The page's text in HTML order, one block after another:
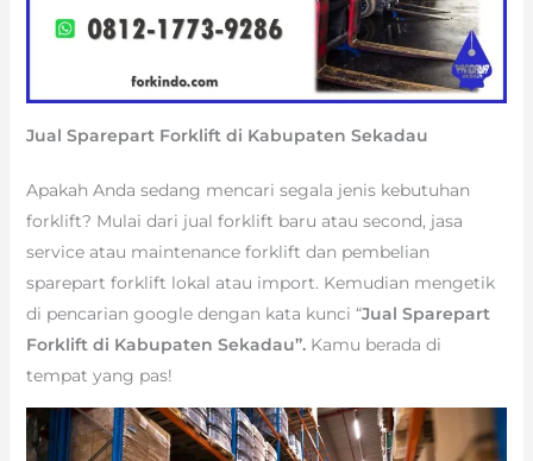
Jual Sparepart Forklift di Kabupaten Sekadau
Apakah Anda sedang mencari segala jenis kebutuhan
forklift? Mulai dari jual forklift baru atau second, jasa
service atau maintenance forklift dan pembelian
sparepart forklift lokal atau import. Kemudian mengetik
di pencarian google dengan kata kunci “Jual Sparepart
Forklift di Kabupaten Sekadau”. Kamu berada di
tempat yang pas!